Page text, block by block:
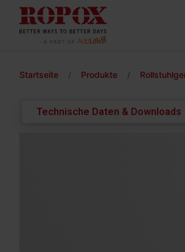
Startseite / Produkte /
Technische Daten & Downloads